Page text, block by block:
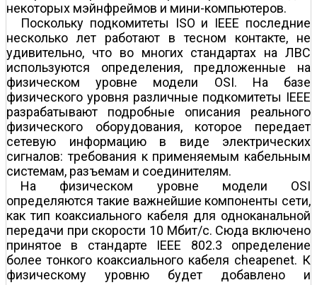
некоторых мэйнфреймов и мини-компьютеров.
Поскольку подкомитеты ISO и IEEE последние
несколько лет работают в тесном контакте, не
удивительно, что во многих стандартах на ЛВС
используются определения, предложенные на
физическом уровне модели OSI. На базе
физического уровня различные подкомитеты IEEE
разрабатывают подробные описания реального
физического оборудования, которое передает
сетевую информацию в виде электрических
сигналов: требования к применяемым кабельным
системам, разъемам и соединителям.
На физическом уровне модели OSI
определяются такие важнейшие компоненты сети,
как тип коаксиального кабеля для одноканальной
передачи при скорости 10 Мбит/с. Сюда включено
принятое в стандарте IEEE 802.3 определение
более тонкого коаксиального кабеля cheapenet. К
физическому уровню будет добавлено и